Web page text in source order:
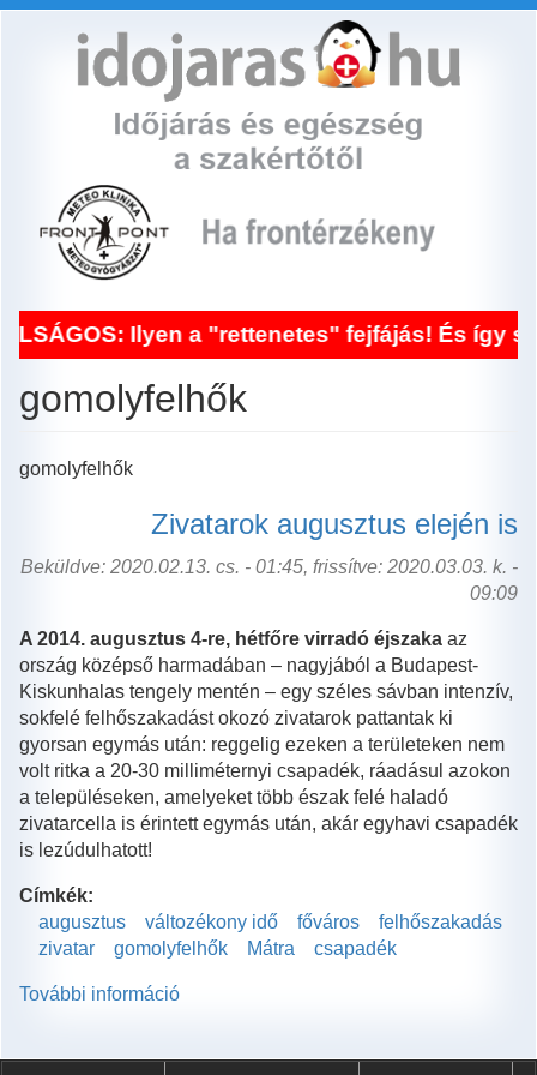
Ilyen a "rettenetes" fejfájás! És így
gomolyfelhők
gomolyfelhők
Zivatarok augusztus elején is
Beküldve: 2020.02.13. cs. - 01:45, frissítve: 2020.03.03. k. -
09:09
A 2014. augusztus 4-re, hétfőre virradó éjszaka az
ország középső harmadában – nagyjából a Budapest-
Kiskunhalas tengely mentén – egy széles sávban intenzív,
sokfelé felhőszakadást okozó zivatarok pattantak ki
gyorsan egymás után: reggelig ezeken a területeken nem
volt ritka a 20-30 milliméternyi csapadék, ráadásul azokon
a településeken, amelyeket több észak felé haladó
zivatarcella is érintett egymás után, akár egyhavi csapadék
is lezúdulhatott!
Címkék:
augusztus
változékony idő főváros
felhőszakadás
zivatar
gomolyfelhők Mátra csapadék
További információ